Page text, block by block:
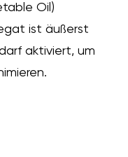
Oil)
ist äußerst
aktiviert, um